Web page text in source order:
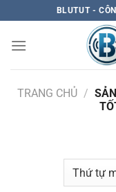
to
content
BLUTUT -
TRANG CHỦ /